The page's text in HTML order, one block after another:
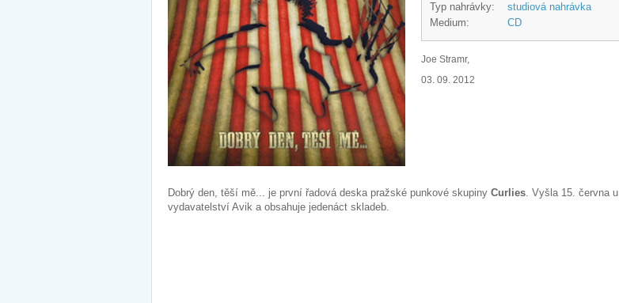
Typ nahrávky:
studiová nahrávka
Medium:
CD
Joe Stramr,
03. 09. 2012
Dobrý den, těší mě... je první řadová deska pražské punkové skupiny Curlies. Vyšla 15. června u
vydavatelství Avik a obsahuje jedenáct skladeb.